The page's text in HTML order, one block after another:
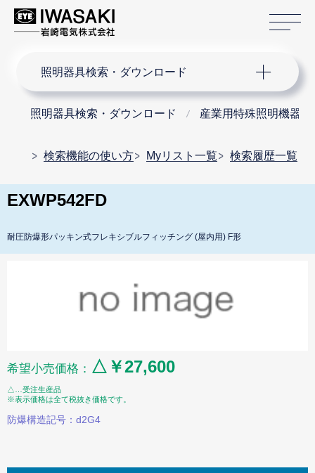
照明器具検索・ダウンロード
照明器具検索・ダウンロード 産業用特殊照明機器
検索機能の使い方 Myリスト一覧 検索履歴一覧
EXWP542FD
耐圧防爆形パッキン式フレキシブルフィッチング (屋内用) F形
希望小売価格： △￥27,600
△…受注生産品
※表示価格は全て税抜き価格です。
防爆構造記号：d2G4